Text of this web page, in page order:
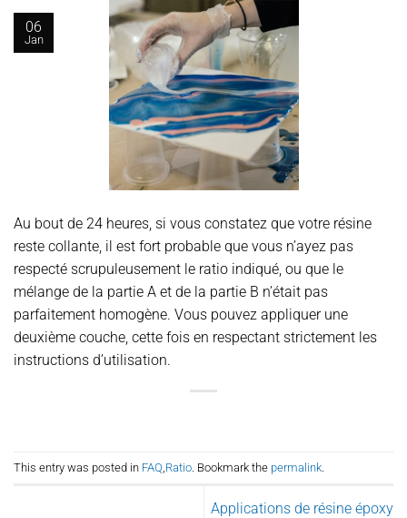
06
Jan
Au bout de 24 heures, si vous constatez que votre résine
reste collante, il est fort probable que vous n’ayez pas
respecté scrupuleusement le ratio indiqué, ou que le
mélange de la partie A et de la partie B n’était pas
parfaitement homogène. Vous pouvez appliquer une
deuxième couche, cette fois en respectant strictement les
instructions d’utilisation.
This entry was posted in FAQ Ratio . Bookmark the permalink
Applications de résine époxy